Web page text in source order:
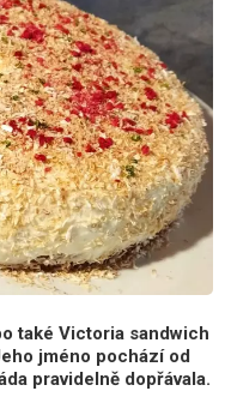
také Victoria sandwich
jméno pochází od
pravidelně dopřávala.